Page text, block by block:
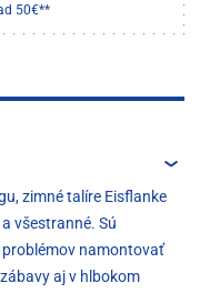
50€**
zimné talíre Eisflanke
všestranné. Sú
namontovať
aj v hlbokom